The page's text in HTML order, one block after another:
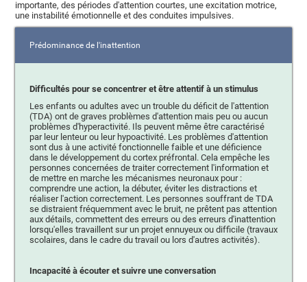
importante, des périodes d'attention courtes, une excitation motrice,
une instabilité émotionnelle et des conduites impulsives.
Prédominance de l'inattention
Difficultés pour se concentrer et être attentif à un stimulus
Les enfants ou adultes avec un trouble du déficit de l'attention
(TDA) ont de graves problèmes d'attention mais peu ou aucun
problèmes d'hyperactivité. Ils peuvent même être caractérisé
par leur lenteur ou leur hypoactivité. Les problèmes d'attention
sont dus à une activité fonctionnelle faible et une déficience
dans le développement du cortex préfrontal. Cela empêche les
personnes concernées de traiter correctement l'information et
de mettre en marche les mécanismes neuronaux pour :
comprendre une action, la débuter, éviter les distractions et
réaliser l'action correctement. Les personnes souffrant de TDA
se distraient fréquemment avec le bruit, ne prêtent pas attention
aux détails, commettent des erreurs ou des erreurs d'inattention
lorsqu'elles travaillent sur un projet ennuyeux ou difficile (travaux
scolaires, dans le cadre du travail ou lors d'autres activités).
Incapacité à écouter et suivre une conversation